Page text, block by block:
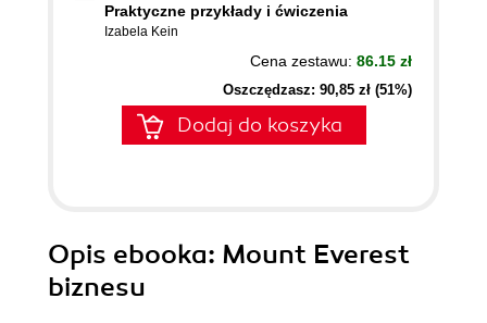
Praktyczne przykłady i ćwiczenia
Izabela Kein
Cena zestawu: 86.15 zł
Oszczędzasz: 90,85 zł (51%)
Dodaj do koszyka
Opis ebooka: Mount Everest
biznesu